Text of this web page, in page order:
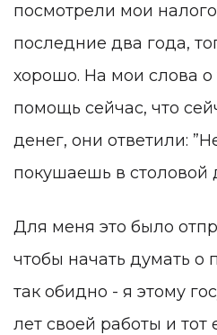
посмотрели мои
последние два года,
хорошо. На мои слова
помощь сейчас, что
денег, они ответили:
покушаешь в столовой
Для меня это было
чтобы начать думать о
так обидно - я этому
лет своей работы и